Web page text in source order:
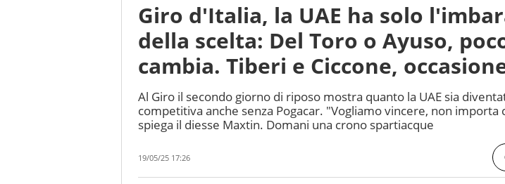
Giro d'Italia, la UAE ha solo
della scelta: Del Toro o Ayuso,
cambia. Tiberi e Ciccone,
Al Giro il secondo giorno di riposo mostra quanto la UAE sia
competitiva anche senza Pogacar. "Vogliamo vincere, non importa
spiega il diesse Maxtin. Domani una crono spartiacque
19/05/25 17:26